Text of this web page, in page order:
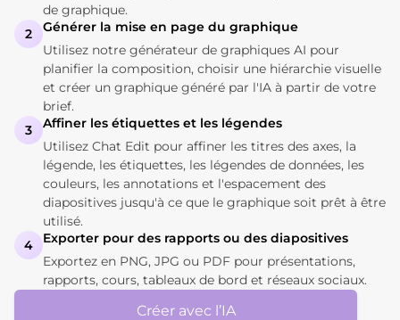
de graphique.
2
Générer la mise en page du graphique
Utilisez notre générateur de graphiques AI pour
planifier la composition, choisir une hiérarchie visuelle
et créer un graphique généré par l'IA à partir de votre
brief.
3
Affiner les étiquettes et les légendes
Utilisez Chat Edit pour affiner les titres des axes, la
légende, les étiquettes, les légendes de données, les
couleurs, les annotations et l'espacement des
diapositives jusqu'à ce que le graphique soit prêt à être
utilisé.
4
Exporter pour des rapports ou des diapositives
Exportez en PNG, JPG ou PDF pour présentations,
rapports, cours, tableaux de bord et réseaux sociaux.
Créer avec l’IA